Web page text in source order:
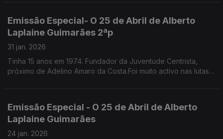
Emissão Especial- O 25 de Abril de Alberto
Laplaine Guimarães 2ªp
31 jan. 2026
Tinha 15 anos em 1974. Fundador da Juventude Centrista,
próximo de Adelino Amaro da Costa.Foi muito activo nas lutas
Emissão Especial - O 25 de Abril de Alberto
Laplaine Guimarães
24 jan. 2026